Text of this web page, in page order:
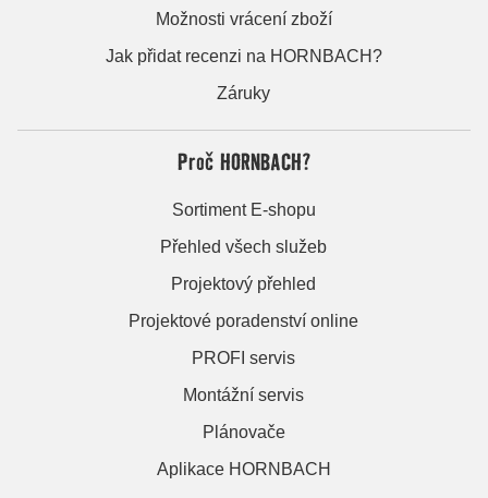
Možnosti vrácení zboží
Jak přidat recenzi na HORNBACH?
Záruky
Proč HORNBACH?
Sortiment E-shopu
Přehled všech služeb
Projektový přehled
Projektové poradenství online
PROFI servis
Montážní servis
Plánovače
Aplikace HORNBACH